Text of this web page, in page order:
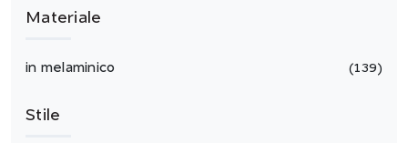
Materiale
in melaminico 139
Stile